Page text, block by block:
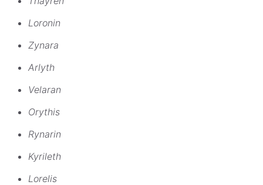
Loronin
Zynara
Arlyth
Velaran
Orythis
Rynarin
Kyrileth
Lorelis